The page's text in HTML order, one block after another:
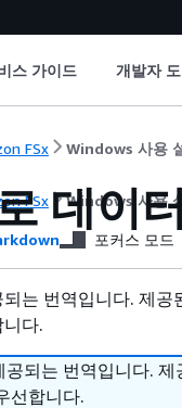
스 가이드 개발자
FSx Windows 사용
FSx Windows 사용
데이
포커스 모드
는 번역입니다. 제
다.
공되는 번역입니다.
선합니다.